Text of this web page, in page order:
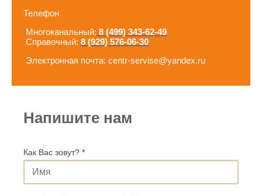
Телефон
Многоканальный: 8 (499) 343-62-49
Справочный: 8 (929) 576-06-30
Электронная почта: centr-servise@yandex.ru
Напишите нам
Как Вас зовут? *